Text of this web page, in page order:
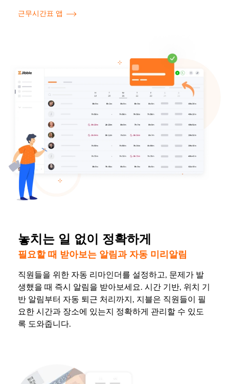
근무시간표 앱
놓치는 일 없이 정확하게
필요할 때 받아보는 알림과 자동 미리알림
직원들을 위한 자동 리마인더를 설정하고, 문제가 발
생했을 때 즉시 알림을 받아보세요. 시간 기반, 위치 기
반 알림부터 자동 퇴근 처리까지, 지블은 직원들이 필
요한 시간과 장소에 있는지 정확하게 관리할 수 있도
록 도와줍니다.